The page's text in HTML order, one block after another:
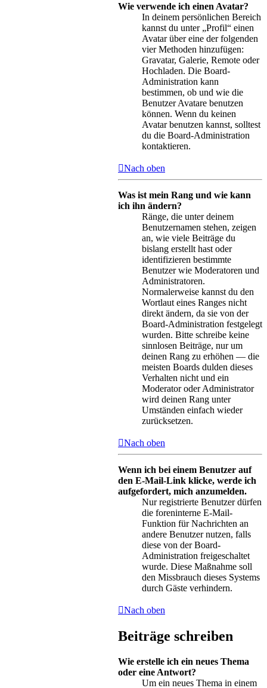
Wie verwende ich einen Avatar?
In deinem persönlichen Bereich
kannst du unter „Profil“ einen
Avatar über eine der folgenden
vier Methoden hinzufügen:
Gravatar, Galerie, Remote oder
Hochladen. Die Board-
Administration kann
bestimmen, ob und wie die
Benutzer Avatare benutzen
können. Wenn du keinen
Avatar benutzen kannst, solltest
du die Board-Administration
kontaktieren.
Nach oben
Was ist mein Rang und wie kann
ich ihn ändern?
Ränge, die unter deinem
Benutzernamen stehen, zeigen
an, wie viele Beiträge du
bislang erstellt hast oder
identifizieren bestimmte
Benutzer wie Moderatoren und
Administratoren.
Normalerweise kannst du den
Wortlaut eines Ranges nicht
direkt ändern, da sie von der
Board-Administration festgelegt
wurden. Bitte schreibe keine
sinnlosen Beiträge, nur um
deinen Rang zu erhöhen — die
meisten Boards dulden dieses
Verhalten nicht und ein
Moderator oder Administrator
wird deinen Rang unter
Umständen einfach wieder
zurücksetzen.
Nach oben
Wenn ich bei einem Benutzer auf
den E-Mail-Link klicke, werde ich
aufgefordert, mich anzumelden.
Nur registrierte Benutzer dürfen
die foreninterne E-Mail-
Funktion für Nachrichten an
andere Benutzer nutzen, falls
diese von der Board-
Administration freigeschaltet
wurde. Diese Maßnahme soll
den Missbrauch dieses Systems
durch Gäste verhindern.
Nach oben
Beiträge schreiben
Wie erstelle ich ein neues Thema
oder eine Antwort?
Um ein neues Thema in einem